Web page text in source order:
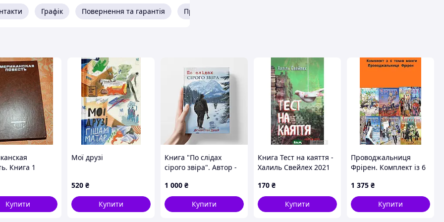
історії та духовній красі Парижа. Твір і сьогодні
Графік Повернення та гарантія Про продавця
Книга 1
Купити
Мої друзі
520 ₴
Купити
Книга "По слідах
сірого звіра". Автор -
1 000 ₴
Купити
Книга Тест на каяття -
Халиль Свейлех 2021
170 ₴
Купити
Проводжальниця
Фрірен. Комплект із 6
1 375 ₴
Купити